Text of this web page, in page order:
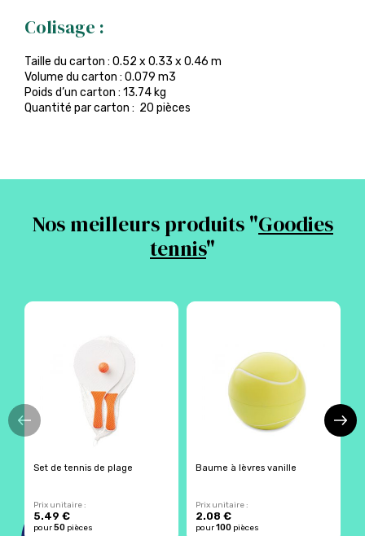
Colisage :
Taille du carton : 0.52 x 0.33 x 0.46 m
Volume du carton : 0.079 m3
Poids d’un carton : 13.74 kg
Quantité par carton : 20 pièces
Nos meilleurs produits "Goodies
tennis"
Set de tennis de plage
Prix unitaire :
5.49 €
pour50 pièces
Baume à lèvres vanille
Prix unitaire :
2.08 €
pour100 pièces